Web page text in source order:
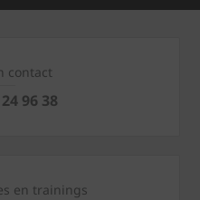
contact
96 38
en trainings